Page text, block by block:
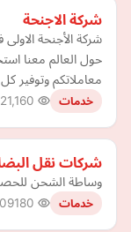
شركة الاجنحة
شركة الأجنحة
حول العالم معنا
معاملاتكم وتوفير
خدمات
شركات نقل
وساطة الشحن
خدمات